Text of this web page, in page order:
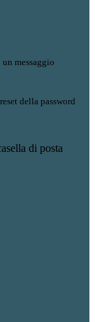
messaggio
della password
di posta